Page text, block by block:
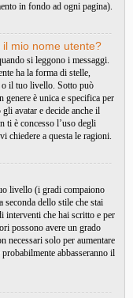
in fondo ad ogni pagina).
il mio nome utente?
si leggono i messaggi.
ha la forma di stelle,
il tuo livello. Sotto può
genere è unica e specifica per
avatar e decide anche il
ti è concesso l’uso degli
chiedere a questa le ragioni.
livello (i gradi compaiono
seconda dello stile che stai
che hai scritto e per
possono avere un grado
necessari solo per aumentare
abbasseranno il